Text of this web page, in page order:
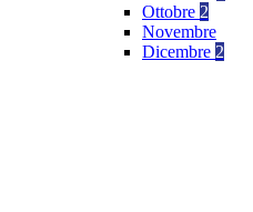
Ottobre 2
Novembre
Dicembre 2